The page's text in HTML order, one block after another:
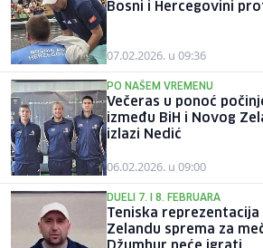
Bosni i Hercegovini
07.02.2026. u 09:36
PO NAŠEM VREMENU
Večeras u ponoć
između BiH i Novog
izlazi Nedić
06.02.2026. u 09:00
DUELI 7. I 8. FEBRUARA
Teniska
Zelandu sprema za